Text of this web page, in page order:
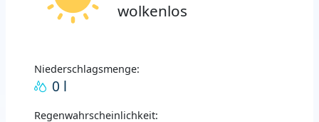
wolkenlos
Niederschlagsmenge:
0 l
Regenwahrscheinlichkeit: